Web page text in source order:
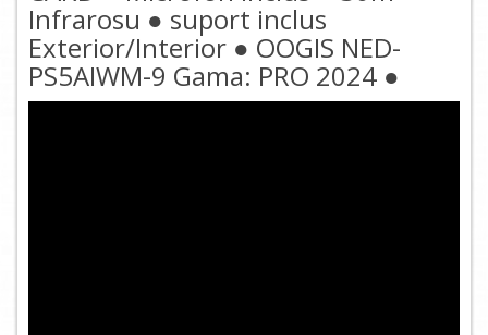
Infrarosu ● suport inclus
Exterior/Interior ● OOGIS NED-
PS5AIWM-9 Gama: PRO 2024 ●